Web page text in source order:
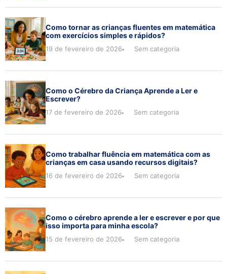
Como tornar as crianças fluentes em matemática
com exercícios simples e rápidos?
19 de fevereiro de 2026 Sem categoria
Como o Cérebro da Criança Aprende a Ler e
Escrever?
17 de fevereiro de 2026 Sem categoria
Como trabalhar fluência em matemática com as
crianças em casa usando recursos digitais?
16 de fevereiro de 2026 Sem categoria
Como o cérebro aprende a ler e escrever e por que
isso importa para minha escola?
15 de fevereiro de 2026 Sem categoria